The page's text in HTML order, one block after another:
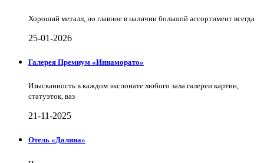
Хороший металл, но главное в наличии большой ассортимент всегда
25-01-2026
Галерея Премиум «Иннаморато»
Изысканность в каждом экспонате любого зала галереи картин,
статуэток, ваз
21-11-2025
Отель «Долина»